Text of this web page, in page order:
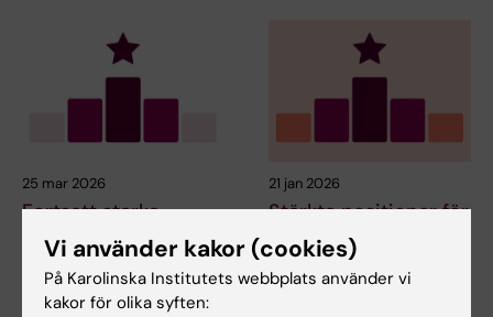
25 mar 2026
Fortsatt starka
resultat för KI i
internationell
ämnesrankning
21 jan 2026
Stärkta positioner för
KI i Times Higher
Educations
ämnesrankning
Vi använder kakor (cookies)
På Karolinska Institutets webbplats använder vi
kakor för olika syften: